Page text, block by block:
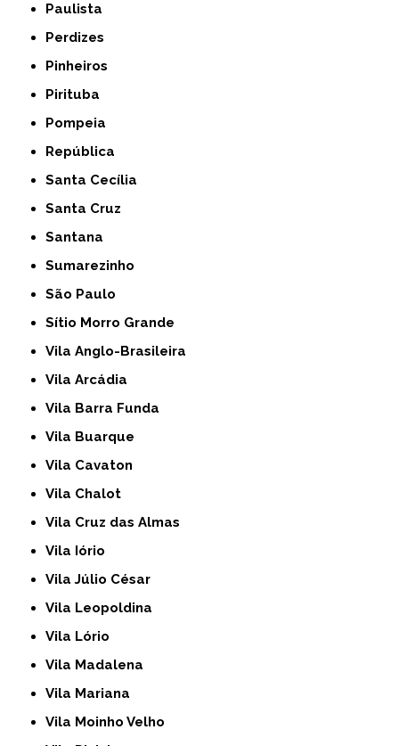
Paulista
Perdizes
Pinheiros
Pirituba
Pompeia
República
Santa Cecília
Santa Cruz
Santana
Sumarezinho
São Paulo
Sítio Morro Grande
Vila Anglo-Brasileira
Vila Arcádia
Vila Barra Funda
Vila Buarque
Vila Cavaton
Vila Chalot
Vila Cruz das Almas
Vila Iório
Vila Júlio César
Vila Leopoldina
Vila Lório
Vila Madalena
Vila Mariana
Vila Moinho Velho